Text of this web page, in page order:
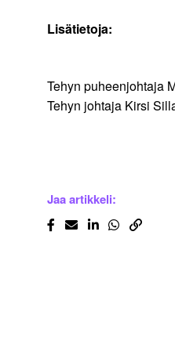
Lisätietoja:
Tehyn puheenjohtaja
Tehyn johtaja Kirsi
Jaa artikkeli: